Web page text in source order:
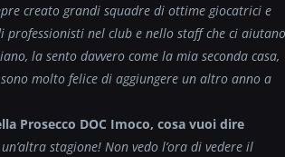
creato grandi squadre di ottime giocatrici e
nel club e nello staff che ci aiutano
la sento davvero come la mia seconda casa,
molto felice di aggiungere un altro anno a
Prosecco DOC Imoco, cosa vuoi dire
stagione! Non vedo l’ora di vedere il